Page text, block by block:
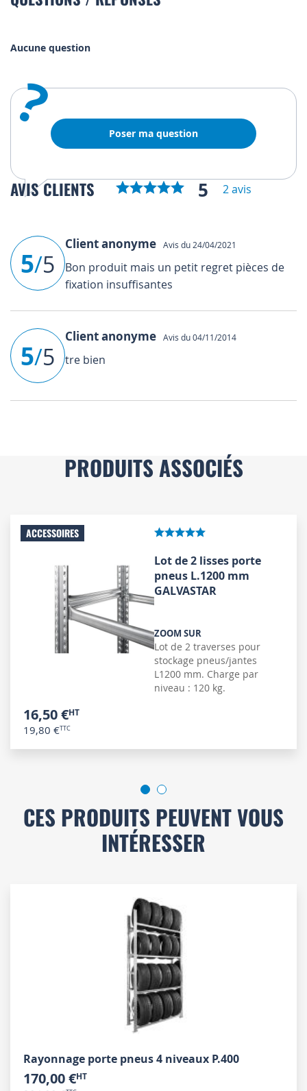
Aucune question
? Poser ma question
AVIS CLIENTS 5 2 avis
5/5
Client anonyme Avis du 24/04/2021
Bon produit mais un petit regret pièces de
fixation insuffisantes
5/5
Client anonyme Avis du 04/11/2014
tre bien
PRODUITS ASSOCIÉS
ACCESSOIRES
Lot de 2 lisses porte
pneus L.1200 mm
GALVASTAR
ZOOM SUR
Lot de 2 traverses pour
stockage pneus/jantes
L1200 mm. Charge par
niveau : 120 kg.
16,50 €
19,80 €
CES PRODUITS PEUVENT VOUS
INTÉRESSER
Rayonnage porte pneus 4 niveaux P.400
170,00 €